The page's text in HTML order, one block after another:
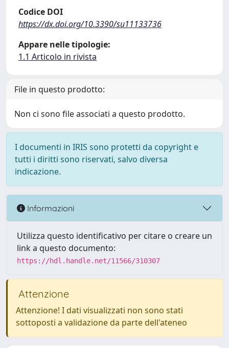
Codice DOI
https://dx.doi.org/10.3390/su11133736
Appare nelle tipologie:
1.1 Articolo in rivista
File in questo prodotto:
Non ci sono file associati a questo prodotto.
I documenti in IRIS sono protetti da copyright e
tutti i diritti sono riservati, salvo diversa
indicazione.
Informazioni
Utilizza questo identificativo per citare o creare un
link a questo documento:
https://hdl.handle.net/11566/310307
Attenzione
Attenzione! I dati visualizzati non sono stati
sottoposti a validazione da parte dell'ateneo